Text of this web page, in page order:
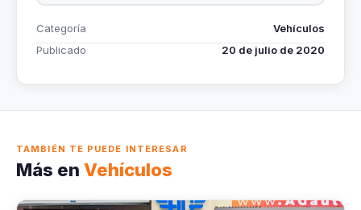
Categoría
Vehículos
Publicado
20 de julio de 2020
TAMBIÉN TE PUEDE INTERESAR
Más en Vehículos